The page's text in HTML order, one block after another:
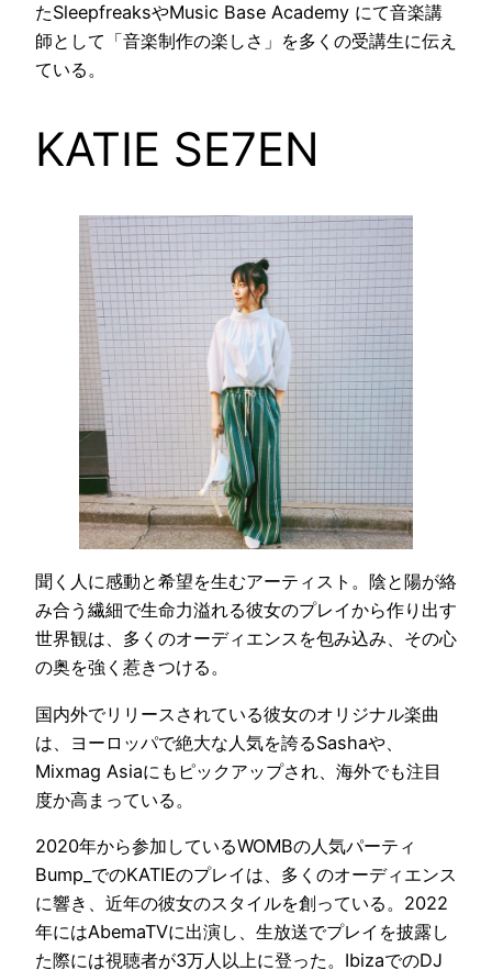
たSleepfreaksやMusic Base Academy にて音楽講
師として「音楽制作の楽しさ」を多くの受講生に伝え
ている。
KATIE SE7EN
聞く人に感動と希望を生むアーティスト。陰と陽が絡
み合う繊細で生命力溢れる彼女のプレイから作り出す
世界観は、多くのオーディエンスを包み込み、その心
の奥を強く惹きつける。
国内外でリリースされている彼女のオリジナル楽曲
は、ヨーロッパで絶大な人気を誇るSashaや、
Mixmag Asiaにもピックアップされ、海外でも注目
度か高まっている。
2020年から参加しているWOMBの人気パーティ
Bump_でのKATIEのプレイは、多くのオーディエンス
に響き、近年の彼女のスタイルを創っている。2022
年にはAbemaTVに出演し、生放送でプレイを披露し
た際には視聴者が3万人以上に登った。IbizaでのDJ